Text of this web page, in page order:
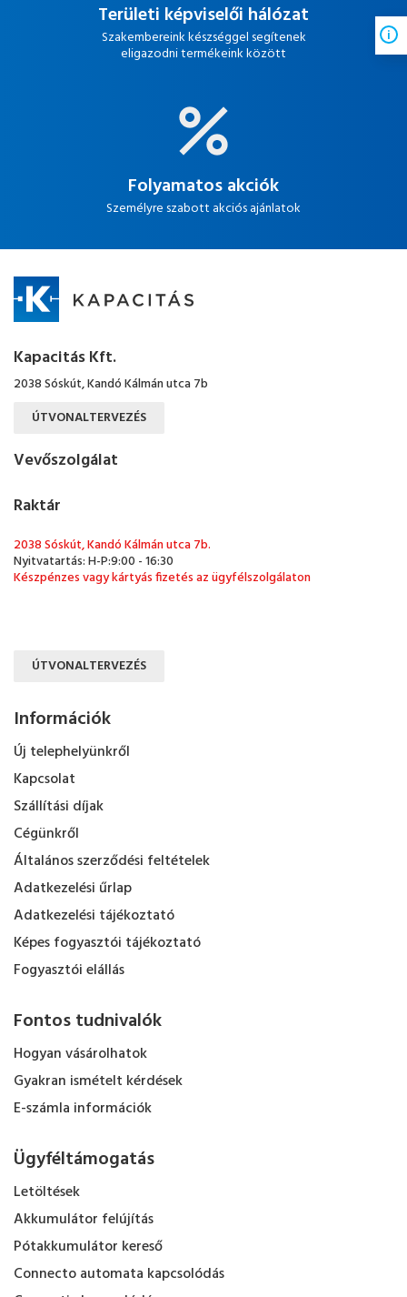
Területi képviselői hálózat
Szakembereink készséggel segítenek
eligazodni termékeink között
Folyamatos akciók
Személyre szabott akciós ajánlatok
Kapacitás Kft.
2038 Sóskút, Kandó Kálmán utca 7b
ÚTVONALTERVEZÉS
Vevőszolgálat
Raktár
2038 Sóskút, Kandó Kálmán utca 7b.
Nyitvatartás: H-P:9:00 - 16:30
Készpénzes vagy kártyás fizetés az ügyfélszolgálaton
ÚTVONALTERVEZÉS
Információk
Új telephelyünkről
Kapcsolat
Szállítási díjak
Cégünkről
Általános szerződési feltételek
Adatkezelési űrlap
Adatkezelési tájékoztató
Képes fogyasztói tájékoztató
Fogyasztói elállás
Fontos tudnivalók
Hogyan vásárolhatok
Gyakran ismételt kérdések
E-számla információk
Ügyféltámogatás
Letöltések
Akkumulátor felújítás
Pótakkumulátor kereső
Connecto automata kapcsolódás